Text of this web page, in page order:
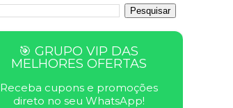
🎯 GRUPO VIP DAS
MELHORES OFERTAS
Receba cupons e promoções
direto no seu WhatsApp!